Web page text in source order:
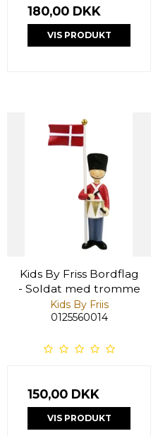
180,00 DKK
VIS PRODUKT
Kids By Friss Bordflag
- Soldat med tromme
Kids By Friis
0125560014
150,00 DKK
VIS PRODUKT